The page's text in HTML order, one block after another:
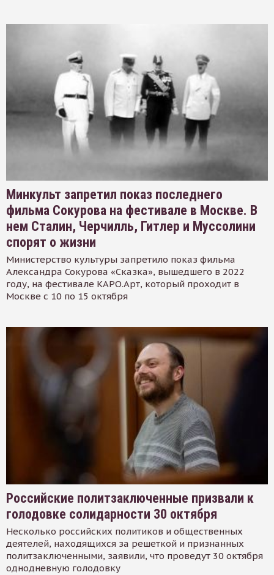
Минкульт запретил показ последнего
фильма Сокурова на фестивале в Москве. В
нем Сталин, Черчилль, Гитлер и Муссолини
спорят о жизни
Министерство культуры запретило показ фильма
Александра Сокурова «Сказка», вышедшего в 2022
году, на фестивале КАРО.Арт, который проходит в
Москве с 10 по 15 октября
Российские политзаключенные призвали к
голодовке солидарности 30 октября
Несколько российских политиков и общественных
деятелей, находящихся за решеткой и признанных
политзаключенными, заявили, что проведут 30 октября
однодневную голодовку